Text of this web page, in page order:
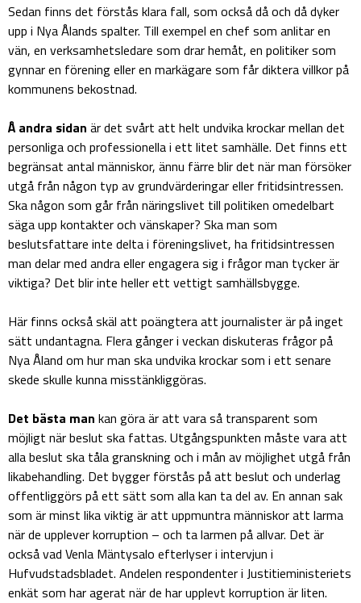
Sedan finns det förstås klara fall, som också då och då dyker
upp i Nya Ålands spalter. Till exempel en chef som anlitar en
vän, en verksamhetsledare som drar hemåt, en politiker som
gynnar en förening eller en markägare som får diktera villkor på
kommunens bekostnad.
Å andra sidan är det svårt att helt undvika krockar mellan det
personliga och professionella i ett litet samhälle. Det finns ett
begränsat antal människor, ännu färre blir det när man försöker
utgå från någon typ av grundvärderingar eller fritidsintressen.
Ska någon som går från näringslivet till politiken omedelbart
säga upp kontakter och vänskaper? Ska man som
beslutsfattare inte delta i föreningslivet, ha fritidsintressen
man delar med andra eller engagera sig i frågor man tycker är
viktiga? Det blir inte heller ett vettigt samhällsbygge.
Här finns också skäl att poängtera att journalister är på inget
sätt undantagna. Flera gånger i veckan diskuteras frågor på
Nya Åland om hur man ska undvika krockar som i ett senare
skede skulle kunna misstänkliggöras.
Det bästa man kan göra är att vara så transparent som
möjligt när beslut ska fattas. Utgångspunkten måste vara att
alla beslut ska tåla granskning och i mån av möjlighet utgå från
likabehandling. Det bygger förstås på att beslut och underlag
offentliggörs på ett sätt som alla kan ta del av. En annan sak
som är minst lika viktig är att uppmuntra människor att larma
när de upplever korruption – och ta larmen på allvar. Det är
också vad Venla Mäntysalo efterlyser i intervjun i
Hufvudstadsbladet. Andelen respondenter i Justitieministeriets
enkät som har agerat när de har upplevt korruption är liten.